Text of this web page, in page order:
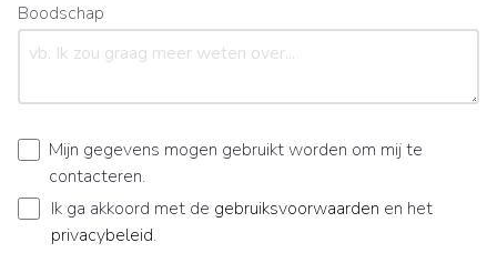
Boodschap
Mijn gegevens mogen gebruikt worden om mij te
contacteren.
Ik ga akkoord met de gebruiksvoorwaarden en het
privacybeleid.